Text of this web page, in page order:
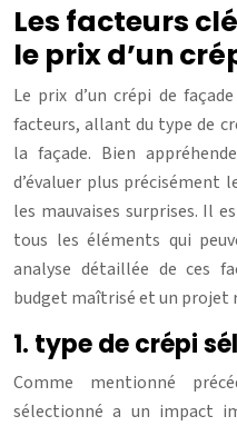
Les facteurs
le prix d’un
Le prix d’un crépi de
facteurs, allant du type de
la façade. Bien
d’évaluer plus précisément
les mauvaises surprises. Il
tous les éléments qui
analyse détaillée de ces
budget maîtrisé et un projet
1. type de crépi
Comme mentionné
sélectionné a un impact